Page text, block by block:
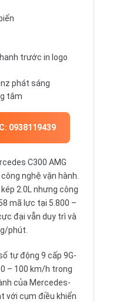
trước in logo
phát sáng
tâm
0938119439
C300 AMG
nghệ vận hành.
2.0L nhưng công
mã lực tại 5.800 –
đại vẫn duy trì và
phút.
tự động 9 cấp 9G-
– 100 km/h trong
của Mercedes-
với cụm điều khiển